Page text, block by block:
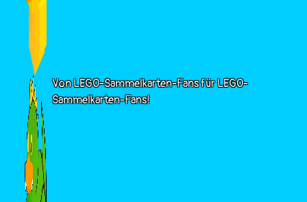
Von LEGO-Sammelkarten-Fans für LEGO-
Sammelkarten-Fans!